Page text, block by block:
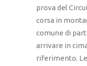
prova del
corsa in
comune di
arrivare in
riferimento.